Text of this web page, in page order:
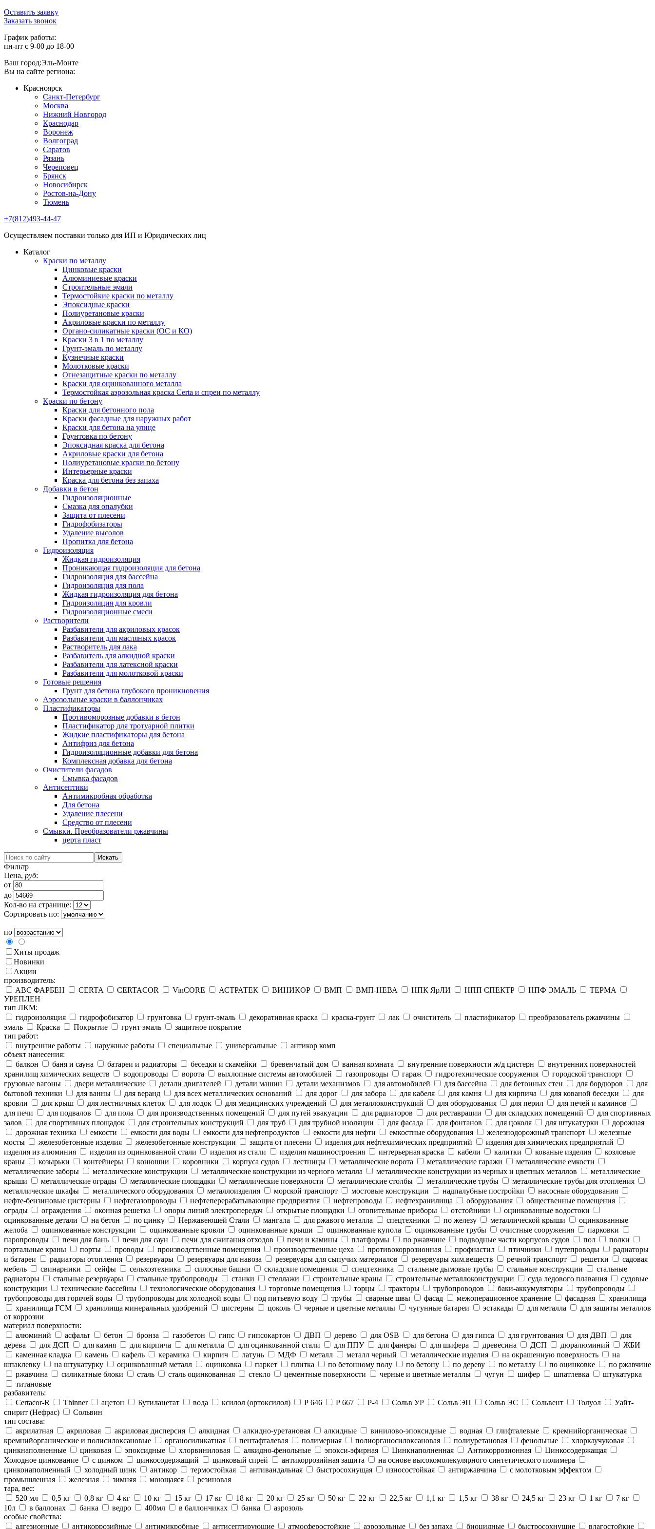
Оставить заявку
Заказать звонок
График работы:
пн-пт с 9-00 до 18-00
Ваш город:Эль-Монте
Вы на сайте региона:
Красноярск
Санкт-Петербург
Москва
Нижний Новгород
Краснодар
Воронеж
Волгоград
Саратов
Рязань
Череповец
Брянск
Новосибирск
Ростов-на-Дону
Тюмень
+7(812)493-44-47
Осуществляем поставки только для ИП и Юридических лиц
Каталог
Краски по металлу
Цинковые краски
Алюминиевые краски
Строительные эмали
Термостойкие краски по металлу
Эпоксидные краски
Полиуретановые краски
Акриловые краски по металлу
Органо-силикатные краски (ОС и КО)
Краски 3 в 1 по металлу
Грунт-эмаль по металлу
Кузнечные краски
Молотковые краски
Огнезащитные краски по металлу
Краски для оцинкованного металла
Термостойкая аэрозольная краска Certa и спреи по металлу
Краски по бетону
Краски для бетонного пола
Краски фасадные для наружных работ
Краски для бетона на улице
Грунтовка по бетону
Эпоксидная краска для бетона
Акриловые краски для бетона
Полиуретановые краски по бетону
Интерьерные краски
Краска для бетона без запаха
Добавки в бетон
Гидроизоляционные
Смазка для опалубки
Защита от плесени
Гидрофобизаторы
Удаление высолов
Пропитка для бетона
Гидроизоляция
Жидкая гидроизоляция
Проникающая гидроизоляция для бетона
Гидроизоляция для бассейна
Гидроизоляция для пола
Жидкая гидроизоляция для бетона
Гидроизоляция для кровли
Гидроизоляционные смеси
Растворители
Разбавители для акриловых красок
Разбавители для масляных красок
Растворитель для лака
Разбавитель для алкидной краски
Разбавители для латексной краски
Разбавители для молотковой краски
Готовые решения
Грунт для бетона глубокого проникновения
Аэрозольные краски в баллончиках
Пластификаторы
Противоморозные добавки в бетон
Пластификатор для тротуарной плитки
Жидкие пластификаторы для бетона
Антифриз для бетона
Гидроизоляционные добавки для бетона
Комплексная добавка для бетона
Очистители фасадов
Смывка фасадов
Антисептики
Антимикробная обработка
Для бетона
Удаление плесени
Средство от плесени
Смывки. Преобразователи ржавчины
церта пласт
Фильтр
Цена, руб:
от
до
Кол-во на странице:
Сортировать по:
по
Хиты продаж
Новинки
Акции
производитель:
ABC ФАРБЕН
CERTA CERTACOR VinCORE АСТРАТЕК ВИНИКОР ВМП ВМП-НЕВА НПК ЯрЛИ НПП СПЕКТР НПФ ЭМАЛЬ
ТЕРМА
УРЕПЛЕН
тип ЛКМ:
гидроизоляция
гидрофобизатор грунтовка грунт-эмаль декоративная краска краска-грунт лак очиститель пластификатор
преобразователь ржавчины
эмаль
Краска Покрытие грунт эмаль
защитное покрытие
тип работ:
внутренние работы
наружные работы специальные универсальные
антикор комп
объект нанесения:
балкон
баня и сауна батареи и радиаторы беседки и скамейки бревенчатый дом ванная комната внутренние поверхности ж/д цистерн
внутренних поверхностей
хранилищ химических веществ
водопроводы ворота выхлопные системы автомобилей газопроводы гараж гидротехнические сооружения
городской транспорт
грузовые вагоны
двери металлические детали двигателей детали машин детали механизмов для автомобилей для бассейна для бетонных стен для бордюров
для
бытовой техники
для ванны для веранд для всех металлических оснований для дорог для забора для кабеля для камня для кирпича для кованой беседки
для
кровли
для крыш для лестничных клеток для лодок для медицинских учреждений для металлоконструкций для оборудования для перил
для печей и каминов
для печи
для подвалов для пола для производственных помещений для путей эвакуации для радиаторов для реставрации для складских помещений
для спортивных
залов
для спортивных площадок для строительных конструкций для труб для трубной изоляции для фасада для фонтанов для цоколя для штукатурки
дорожная
дорожная техника
емкости емкости для воды емкости для нефтепродуктов емкости для нефти емкостные оборудования железнодорожный транспорт
железные
мосты
железобетонные изделия железобетонные конструкции защита от плесени изделия для нефтехимических предприятий
изделия для химических предприятий
изделия из алюминия
изделия из оцинкованной стали изделия из стали изделия машиностроения интерьерная краска кабели калитки кованые изделия
козловые
краны
козырьки контейнеры конюшни коровники корпуса судов лестницы металлические ворота металлические гаражи
металлические емкости
металлические заборы
металлические конструкции металлические конструкции из черного металла металлические конструкции из черных и цветных металлов
металлические
крыши
металлические ограды металлические площадки металлические поверхности металлические столбы металлические трубы
металлические трубы для отопления
металлические шкафы
металлического оборудования металлоизделия морской транспорт мостовые конструкции надпалубные постройки
насосные оборудования
нефте-бензиновые цистерны
нефтегазопроводы нефтеперерабатывающие предприятия нефтепроводы нефтехранилища оборудования
общественные помещения
ограды
ограждения оконная решетка опоры линий электропередач открытые площадки отопительные приборы отстойники
оцинкованные водостоки
оцинкованные детали
на бетон по цинку Нержавеющей Стали мангала для ржавого металла спецтехники по железу металлической крыши
оцинкованные
желоба
оцинкованные конструкции оцинкованные кровли оцинкованные крыши оцинкованные купола оцинкованные трубы очистные сооружения
парковки
паропроводы
печи для бань печи для саун печи для сжигания отходов печи и камины платформы по ржавчине подводные части корпусов судов пол
полки
портальные краны
порты проводы производственные помещения производственные цеха противокоррозионная профнастил птичники путепроводы
радиаторы
и батареи
радиаторы отопления резервуары резервуары для навоза резервуары для сыпучих материалов резервуары хим.веществ речной транспорт решетки
садовая
мебель
свинарники сейфы сельхозтехника силосные башни складские помещения спецтехника стальные дымовые трубы стальные конструкции
стальные
радиаторы
стальные резервуары стальные трубопроводы станки стеллажи строительные краны строительные металлоконструкции суда ледового плавания
судовые
конструкции
технические бассейны технологические оборудования торговые помещения торцы тракторы трубопроводов баки-аккумуляторы
трубопроводы
трубопроводы для горячей воды
трубопроводы для холодной воды под питьевую воду трубы сварные швы фасад межоперационное хранение фасадная
хранилища
хранилища ГСМ
хранилища минеральных удобрений цистерны цоколь черные и цветные металлы чугунные батареи эстакады для металла
для защиты металлов
от коррозии
материал поверхности:
алюминий
асфальт бетон бронза газобетон гипс гипсокартон ДВП дерево для OSB для бетона для гипса для грунтования для ДВП
для
дерева
для ДСП для камня для кирпича для металла для оцинкованной стали для ППУ для фанеры для шифера древесина ДСП дюралюминий
ЖБИ
каменная кладка
камень кафель керамика кирпич латунь МДФ металл металл черный металлические изделия на окрашенную поверхность
на
шпаклевку
на штукатурку оцинкованный металл оцинковка паркет плитка по бетонному полу по бетону по дереву по металлу по оцинковке
по ржавчине
ржавчина
силикатные блоки сталь сталь оцинкованная стекло цементные поверхности черные и цветные металлы чугун шифер шпатлевка
штукатурка
титановые
разбавитель:
Certacor-R
Thinner ацетон Бутилацетат вода ксилол (ортоксилол) Р 646 Р 667 Р-4 Сольв УР Сольв ЭП Сольв ЭС Сольвент Толуол
Уайт-
спирит (Нефрас)
Сольвин
тип состава:
акрилатная
акриловая акриловая дисперсия алкидная алкидно-уретановая алкидные винилово-эпоксидные водная глифталевые
кремнийорганическая
кремнийорганические и полисилоксановые
органосиликатная пентафталевая полимерная полиорганосилоксановая полиуретановая фенольные
хлоркаучуковая
цинкнаполненные
цинковая эпоксидные хлорвиниловая алкидно-фенольные эпокси-эфирная Цинкнаполненная Антикоррозионная
Цинкосодержащая
Холодное цинкование
с цинком цинкосодержащий цинковый спрей антикоррозийная защита
на основе высокомолекулярного синтетического полимера
цинконаполненный
холодный цинк антикор термостойкая антивандальная быстросохнущая износостойкая антиржавчина
с молотковым эффектом
промышленная
железная зимняя моющаяся
резиновая
тара, вес:
520 мл
0,5 кг 0,8 кг 4 кг 10 кг 15 кг 17 кг 18 кг 20 кг 25 кг 50 кг 22 кг 22,5 кг 1,1 кг 1,5 кг 38 кг 24,5 кг 23 кг 1 кг
7 кг
10л
в баллонах банка ведро 400мл в баллончиках банка
аэрозоль
особые свойства:
адгезионные
антикоррозийные антимикробные антисептирующие атмосферостойкие аэрозольные без запаха биоцидные быстросохнущие влагостойкие